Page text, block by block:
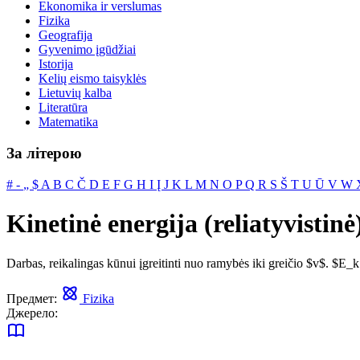
Ekonomika ir verslumas
Fizika
Geografija
Gyvenimo įgūdžiai
Istorija
Kelių eismo taisyklės
Lietuvių kalba
Literatūra
Matematika
За літерою
# ‐ „ $ A B C Č D E F G H I Į J K L M N O PQ R S Š T U Ū V W
Kinetinė energija
Darbas, reikalingas kūnui įgreitinti nuo ramybės iki greičio $v$.
Предмет:
Fizika
Джерело: